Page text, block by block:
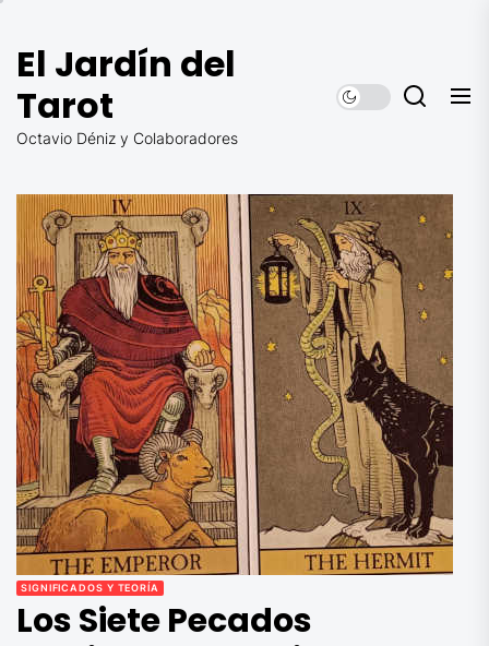
contenido
El Jardín del
Tarot
Octavio Déniz y Colaboradores
SIGNIFICADOS Y TEORÍA
Los Siete Pecados